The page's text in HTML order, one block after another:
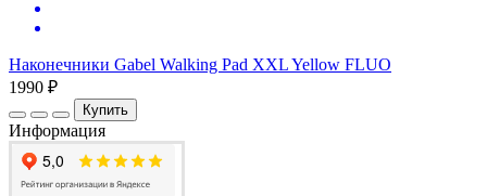
Наконечники Gabel Walking Pad XXL Yellow FLUO
1990 ₽
Купить
Информация